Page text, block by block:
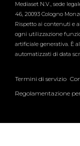
Mediaset N.V., sede
46, 20093 Cologno
Rispetto ai contenuti e
ogni utilizzazione
artificiale generativa. È
automatizzati di data
Termini di servizio
Regolamentazione